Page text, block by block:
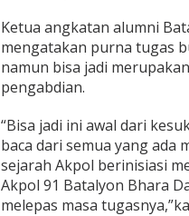
T
t
a
p
h
a
y
a
n
g
Ketua angkatan alumni
mengatakan purna tugas
namun bisa jadi
pengabdian.
“Bisa jadi ini awal dari
baca dari semua yang ada
sejarah Akpol berinisiasi
Akpol 91 Batalyon Bhara
melepas masa